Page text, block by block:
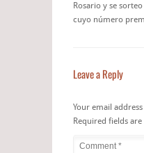
Rosario y se
cuyo número
Leave a Reply
Your email
Required fields